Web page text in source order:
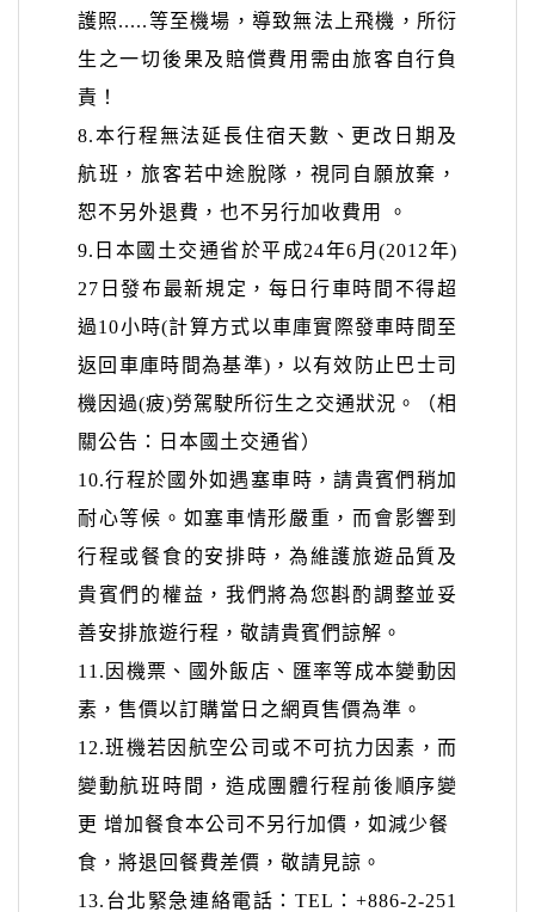
護照.....等至機場，導致無法上飛機，所衍
生之一切後果及賠償費用需由旅客自行負
責！
8.本行程無法延長住宿天數、更改日期及
航班，旅客若中途脫隊，視同自願放棄，
恕不另外退費，也不另行加收費用
。
9. 日本國土交通省於平成24年6 月(2012年)
27 日發布最新規定，每日行車時間不得超
過10小時(計算方式以車庫實際發車時間至
返 回車庫時間為基準) ，以有效防止巴士司
機因過(疲)勞駕駛所衍生之交通狀況。（相
關公告：日本國土交通省）
10.行程於國外如遇塞車時，請貴賓們稍加
耐心等候。如塞車情形嚴重，而會影響到
行程或餐食的安排時，為維護旅遊品質及
貴賓們的權益，我們將為您斟酌調整並妥
善安排旅遊行程，敬請貴賓們諒解。
11. 因機票、國外飯店、匯率等成本變動因
素，售價以訂購當日之網頁售價為準。
12.班機若因航空公司或不可抗力因素，而
變動航班時間，造成團體行程前後順序變
更 增加餐食本公司不另行加價，如減少餐
食，將退回餐費差價，敬請見諒。
13. 台北緊急連絡電話： TEL ：+886-2-251